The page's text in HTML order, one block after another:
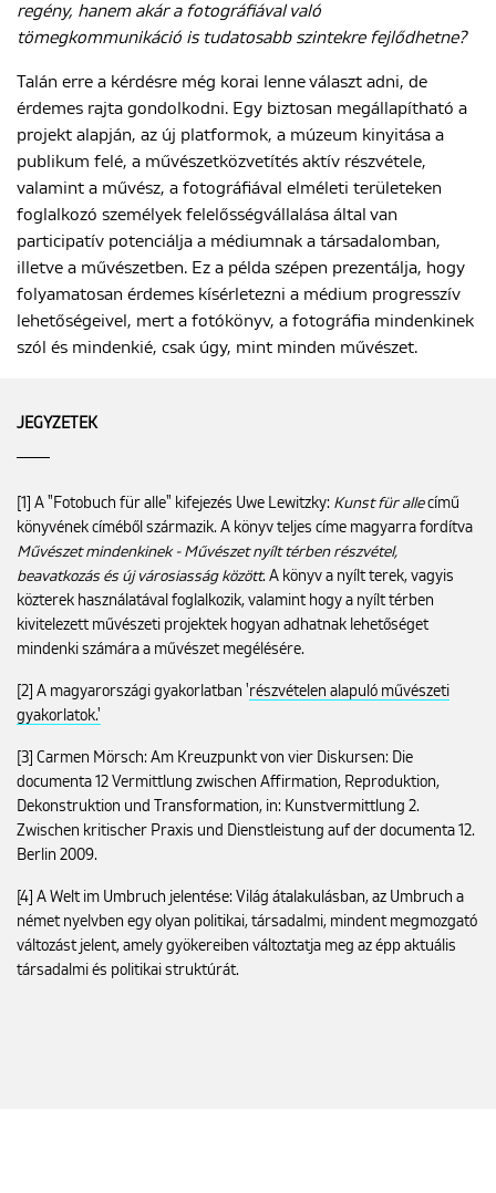
regény, hanem akár a fotográfiával való
tömegkommunikáció is tudatosabb szintekre fejlődhetne?
Talán erre a kérdésre még korai lenne választ adni, de
érdemes rajta gondolkodni. Egy biztosan megállapítható a
projekt alapján, az új platformok, a múzeum kinyitása a
publikum felé, a művészetközvetítés aktív részvétele,
valamint a művész, a fotográfiával elméleti területeken
foglalkozó személyek felelősségvállalása által van
participatív potenciálja a médiumnak a társadalomban,
illetve a művészetben. Ez a példa szépen prezentálja, hogy
folyamatosan érdemes kísérletezni a médium progresszív
lehetőségeivel, mert a fotókönyv, a fotográfia mindenkinek
szól és mindenkié, csak úgy, mint minden művészet.
JEGYZETEK
[1] A "Fotobuch für alle" kifejezés Uwe Lewitzky: Kunst für allecímű
könyvének címéből származik. A könyv teljes címe magyarra fordítva
Művészet mindenkinek - Művészet nyílt térben részvétel,
beavatkozás és új városiasság között. A könyv a nyílt terek, vagyis
közterek használatával foglalkozik, valamint hogy a nyílt térben
kivitelezett művészeti projektek hogyan adhatnak lehetőséget
mindenki számára a művészet megélésére.
[2] A magyarországi gyakorlatban 'részvételen alapuló művészeti
gyakorlatok.'
[3] Carmen Mörsch: Am Kreuzpunkt von vier Diskursen: Die
documenta 12 Vermittlung zwischen Affirmation, Reproduktion,
Dekonstruktion und Transformation, in: Kunstvermittlung 2.
Zwischen kritischer Praxis und Dienstleistung auf der documenta 12.
Berlin 2009.
[4] A Welt im Umbruch jelentése: Világ átalakulásban, az Umbruch a
német nyelvben egy olyan politikai, társadalmi, mindent megmozgató
változást jelent, amely gyökereiben változtatja meg az épp aktuális
társadalmi és politikai struktúrát.